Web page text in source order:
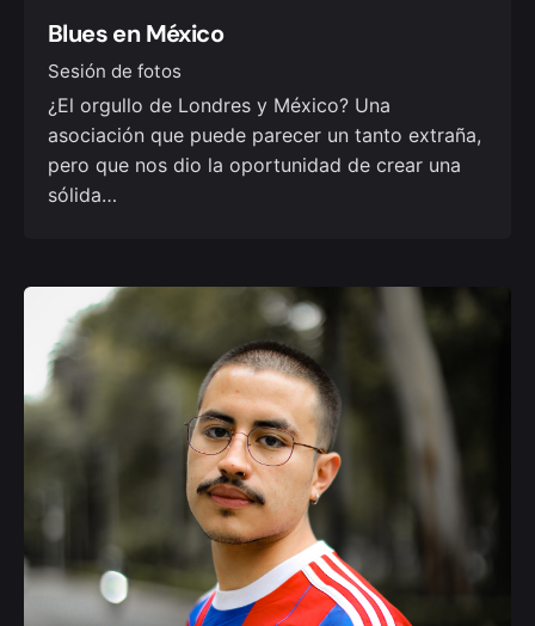
Blues en México
Sesión de fotos
¿El orgullo de Londres y México? Una
asociación que puede parecer un tanto extraña,
pero que nos dio la oportunidad de crear una
sólida…